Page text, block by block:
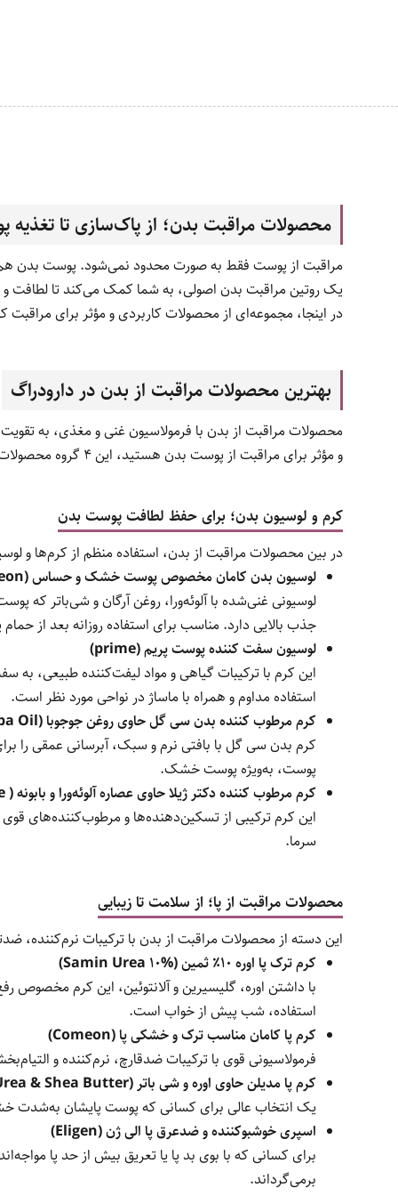
محصولات مراقبت بدن؛ از پاک‌سازی تا تغذیه
مراقبت از پوست فقط به صورت محدود نمی‌شود. پوست بدن هم
یک روتین مراقبت بدن اصولی، به شما کمک می‌کند تا لطافت
در اینجا، مجموعه‌ای از محصولات کاربردی و مؤثر برای
بهترین محصولات مراقبت از بدن در دارودراگ
محصولات مراقبت از بدن با فرمولاسیون غنی و مغذی، به
و مؤثر برای مراقبت از پوست بدن هستید، این ۴ گروه محصولات ویژه را از دست ندهید.
کرم و لوسیون بدن؛ برای حفظ لطافت پوست بدن
در بین محصولات مراقبت از بدن، استفاده منظم از کرم‌ها و
لوسیون بدن کامان مخصوص پوست خشک و حساس (Comeon)
لوسیونی غنی‌شده با آلوئه‌ورا، روغن آرگان و شی‌باتر
جذب بالایی دارد. مناسب برای استفاده روزانه بعد از
لوسیون سفت کننده پوست پریم (prime)
این کرم با ترکیبات گیاهی و مواد لیفت‌کننده
استفاده مداوم و همراه با ماساژ در نواحی مورد نظر است.
کرم مرطوب کننده بدن سی گل حاوی روغن جوجوبا (Seagull with Jojoba Oil)
کرم بدن سی گل با بافتی نرم و سبک، آبرسانی عمقی را
پوست، به‌ویژه پوست خشک.
کرم مرطوب کننده دکتر ژیلا حاوی عصاره آلوئه‌ورا و بابونه ( Jila with Aloe Vera & Chamomile)
این کرم ترکیبی از تسکین‌دهنده‌ها و
سرما.
محصولات مراقبت از پا؛ از سلامت تا زیبایی
این دسته از محصولات مراقبت از بدن با ترکیبات نرم‌کننده،
کرم ترک پا اوره ۱۰٪ ثمین (Samin Urea 10%)
با داشتن اوره، گلیسیرین و آلانتوئین، این کرم
استفاده، شب پیش از خواب است.
کرم پا کامان مناسب ترک و خشکی پا (Comeon)
فرمولاسیونی قوی با ترکیبات ضدقارچ، نرم‌کننده و
کرم پا مدیلن حاوی اوره و شی باتر (Medilann with Urea & Shea Butter)
یک انتخاب عالی برای کسانی که پوست پایشان به‌شدت
اسپری خوشبوکننده و ضدعرق پا الی ژن (Eligen)
برای کسانی که با بوی بد پا یا تعریق بیش از حد پا
برمی‌گرداند.